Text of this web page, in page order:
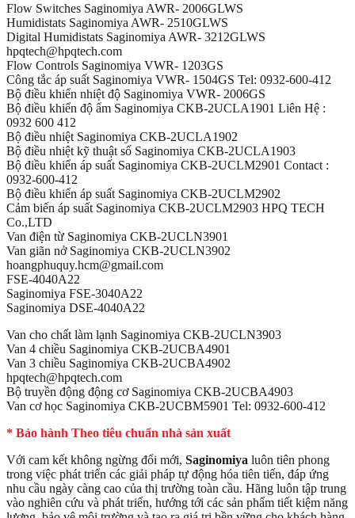
Flow Switches Saginomiya AWR- 2006GLWS
Humidistats Saginomiya AWR- 2510GLWS
Digital Humidistats Saginomiya AWR- 3212GLWS
hpqtech@hpqtech.com
Flow Controls Saginomiya VWR- 1203GS
Công tắc áp suất Saginomiya VWR- 1504GS Tel: 0932-600-412
Bộ điều khiển nhiệt độ Saginomiya VWR- 2006GS
Bộ điều khiển độ ẩm Saginomiya CKB-2UCLA1901 Liên Hệ :
0932 600 412
Bộ điều nhiệt Saginomiya CKB-2UCLA1902
Bộ điều nhiệt kỹ thuật số Saginomiya CKB-2UCLA1903
Bộ điều khiển áp suất Saginomiya CKB-2UCLM2901 Contact :
0932-600-412
Bộ điều khiển áp suất Saginomiya CKB-2UCLM2902
Cảm biến áp suất Saginomiya CKB-2UCLM2903 HPQ TECH
Co.,LTD
Van điện từ Saginomiya CKB-2UCLN3901
Van giãn nở Saginomiya CKB-2UCLN3902
hoangphuquy.hcm@gmail.com
FSE-4040A22
Saginomiya FSE-3040A22
Saginomiya DSE-4040A22
Van cho chất làm lạnh Saginomiya CKB-2UCLN3903
Van 4 chiều Saginomiya CKB-2UCBA4901
Van 3 chiều Saginomiya CKB-2UCBA4902
hpqtech@hpqtech.com
Bộ truyền động động cơ Saginomiya CKB-2UCBA4903
Van cơ học Saginomiya CKB-2UCBM5901 Tel: 0932-600-412
* Bảo hành Theo tiêu chuẩn nhà sản xuất
Với cam kết không ngừng đổi mới, Saginomiya luôn tiên phong
trong việc phát triển các giải pháp tự động hóa tiên tiến, đáp ứng
nhu cầu ngày càng cao của thị trường toàn cầu. Hãng luôn tập trung
vào nghiên cứu và phát triển, hướng tới các sản phẩm tiết kiệm năng